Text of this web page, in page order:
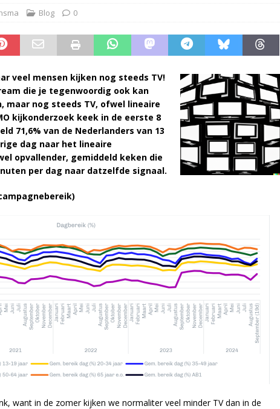
Blog 0
veel mensen kijken nog steeds TV!
die je tegenwoordig ook kan
nog steeds TV, ofwel lineaire
kijkonderzoek keek in de eerste 8
71,6% van de Nederlanders van 13
dag naar het lineaire
opvallender, gemiddeld keken die
per dag naar datzelfde signaal.
want in de zomer kijken we normaliter veel minder TV dan in de